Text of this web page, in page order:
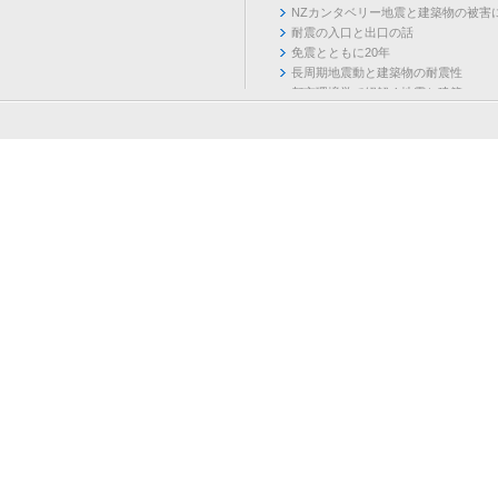
NZカンタベリー地震と建築物の被害
耐震の入口と出口の話
免震とともに20年
長周期地震動と建築物の耐震性
都市環境学で紐解く地震と建築